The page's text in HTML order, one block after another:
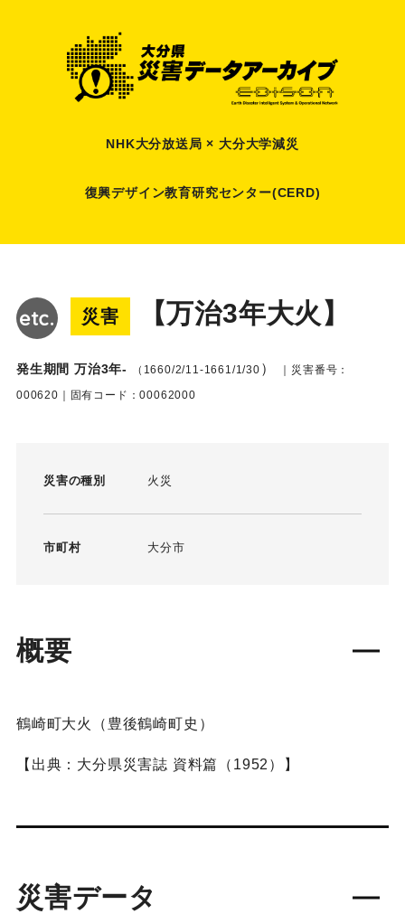
NHK大分放送局 × 大分大学減災
復興デザイン教育研究センター(CERD)
災害 【万治3年大火】
発生期間 万治3年- （1660/2/11-1661/1/30 ）
｜災害番号：
000620｜固有コード：00062000
災害の種別 火災
市町村 大分市
概要
鶴崎町大火（豊後鶴崎町史）
【出典：大分県災害誌 資料篇（1952）】
災害データ